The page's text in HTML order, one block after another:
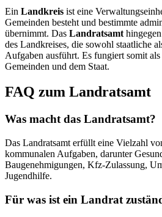
Ein Landkreis ist eine
Gemeinden besteht und bestimmte
übernimmt. Das Landratsamt
des Landkreises, die sowohl staatliche
Aufgaben ausführt. Es fungiert somit
Gemeinden und dem Staat.
FAQ zum Landratsamt
Was macht das Landratsamt?
Das Landratsamt erfüllt eine Vielzahl
kommunalen Aufgaben, darunter
Baugenehmigungen, Kfz-Zulassung,
Jugendhilfe.
Für was ist ein Landrat